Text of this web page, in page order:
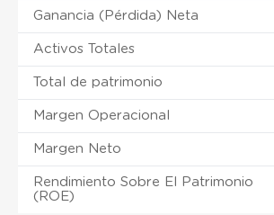
Ganancia (Pérdida) Neta
Activos Totales
Total de patrimonio
Margen Operacional
Margen Neto
Rendimiento Sobre El Patrimonio
(ROE)